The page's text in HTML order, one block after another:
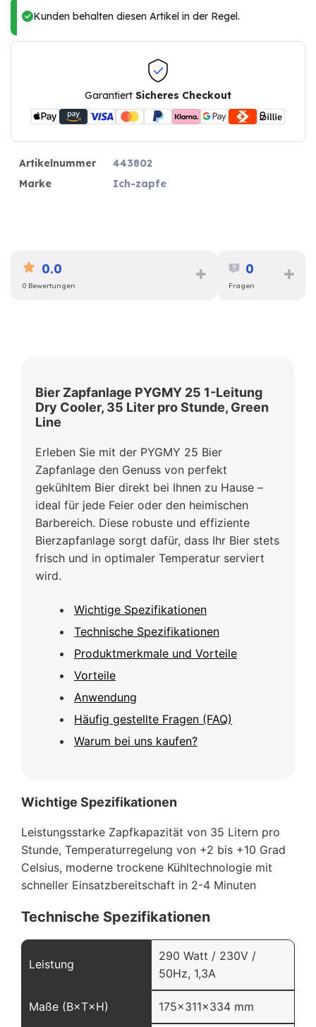
Kunden behalten diesen Artikel in der Regel.
Garantiert Sicheres Checkout
Artikelnummer
443802
Marke
Ich-zapfe
0.0
0 Bewertungen
0
Fragen
Bier Zapfanlage PYGMY 25 1-Leitung
Dry Cooler, 35 Liter pro Stunde, Green
Line
Erleben Sie mit der PYGMY 25 Bier
Zapfanlage den Genuss von perfekt
gekühltem Bier direkt bei Ihnen zu Hause –
ideal für jede Feier oder den heimischen
Barbereich. Diese robuste und effiziente
Bierzapfanlage sorgt dafür, dass Ihr Bier stets
frisch und in optimaler Temperatur serviert
wird.
Wichtige Spezifikationen
Technische Spezifikationen
Produktmerkmale und Vorteile
Vorteile
Anwendung
Häufig gestellte Fragen (FAQ)
Warum bei uns kaufen?
Wichtige Spezifikationen
Leistungsstarke Zapfkapazität von 35 Litern pro
Stunde, Temperaturregelung von +2 bis +10 Grad
Celsius, moderne trockene Kühltechnologie mit
schneller Einsatzbereitschaft in 2-4 Minuten
Technische Spezifikationen
Leistung
290 Watt / 230V /
50Hz, 1,3A
Maße (B×T×H) 175x311x334 mm